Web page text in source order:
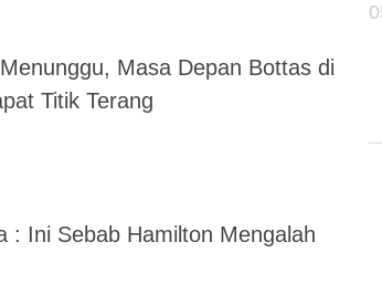
Masa Depan Bottas di
Titik Terang
: Ini Sebab Hamilton Mengalah